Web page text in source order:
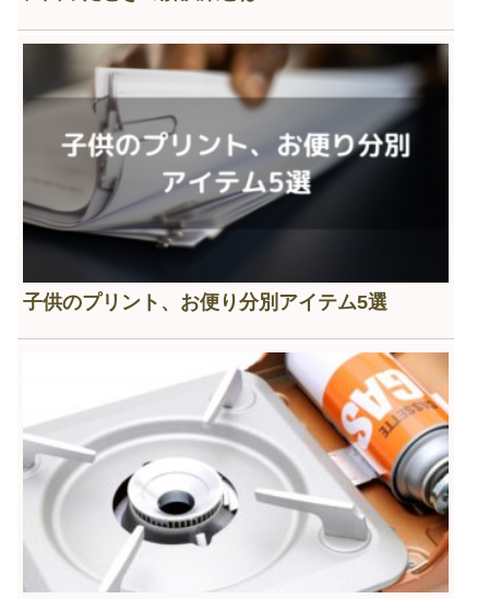
子供のプリント、お便り分別アイテム5選